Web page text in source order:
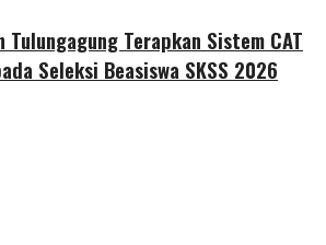
Tulungagung Terapkan Sistem CAT
Seleksi Beasiswa SKSS 2026